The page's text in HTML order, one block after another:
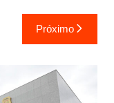
Próximo